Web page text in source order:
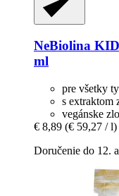
NeBiolina
ml
pre všetky
s extraktom
vegánske
€ 8,89 (€ 59,27 / l)
Doručenie do 12.